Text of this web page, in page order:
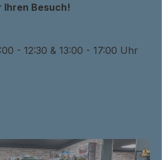
Ihren Besuch!
- 12:30 & 13:00 - 17:00 Uhr